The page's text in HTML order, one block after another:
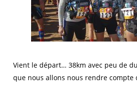
Vient le départ… 38km avec peu de
que nous allons nous rendre compte